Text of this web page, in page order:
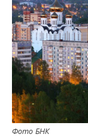
Фото БНК